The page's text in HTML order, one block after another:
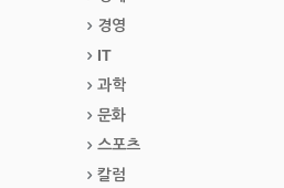
경영
IT
과학
문화
스포츠
칼럼